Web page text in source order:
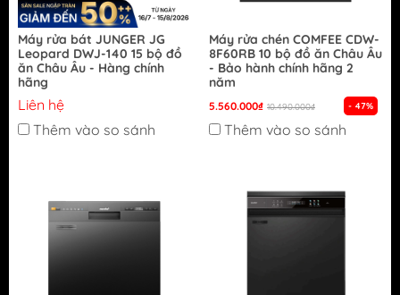
Máy rửa bát JUNGER JG
Leopard DWJ-140 15 bộ đồ
ăn Châu Âu - Hàng chính
hãng
Liên hệ
Thêm vào so sánh
Máy rửa chén COMFEE CDW-
8F60RB 10 bộ đồ ăn Châu Âu
- Bảo hành chính hãng 2
năm
5.560.000₫ 10.490.000₫ - 47%
Thêm vào so sánh